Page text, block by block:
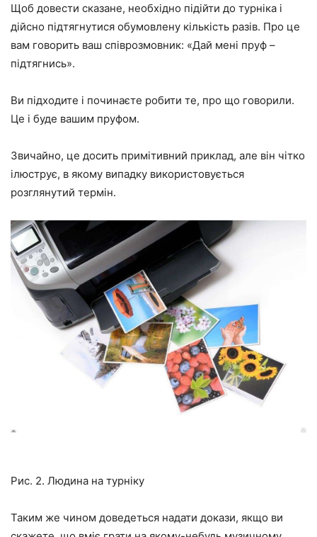
Щоб довести сказане, необхідно підійти до турніка і
дійсно підтягнутися обумовлену кількість разів. Про це
вам говорить ваш співрозмовник: «Дай мені пруф –
підтягнись».
Ви підходите і починаєте робити те, про що говорили.
Це і буде вашим пруфом.
Звичайно, це досить примітивний приклад, але він чітко
ілюструє, в якому випадку використовується
розглянутий термін.
Рис. 2. Людина на турніку
Таким же чином доведеться надати докази, якщо ви